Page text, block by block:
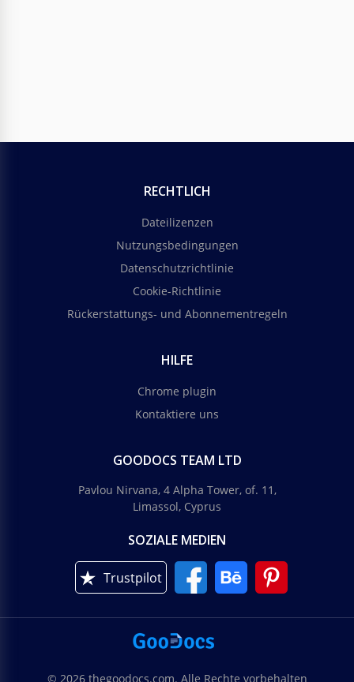
RECHTLICH
Dateilizenzen
Nutzungsbedingungen
Datenschutzrichtlinie
Cookie-Richtlinie
Rückerstattungs- und Abonnementregeln
HILFE
Chrome plugin
Kontaktiere uns
GOODOCS TEAM LTD
Pavlou Nirvana, 4 Alpha Tower, of. 11,
Limassol, Cyprus
SOZIALE MEDIEN
Trustpilot
© 2026 thegoodocs.com. Alle Rechte vorbehalten